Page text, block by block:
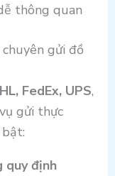
thông quan
gửi đồ
FedEx, UPS,
gửi thực
quy định